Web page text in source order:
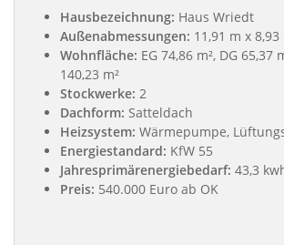
Hausbezeichnung: Haus Wriedt
Außenabmessungen: 11,91 m x 8,93
Wohnfläche: EG 74,86 m², DG 65,37
140,23 m²
Stockwerke: 2
Dachform: Satteldach
Heizsystem: Wärmepumpe,
Energiestandard: KfW 55
Jahresprimärenergiebedarf: 43,3
Preis: 540.000 Euro ab OK